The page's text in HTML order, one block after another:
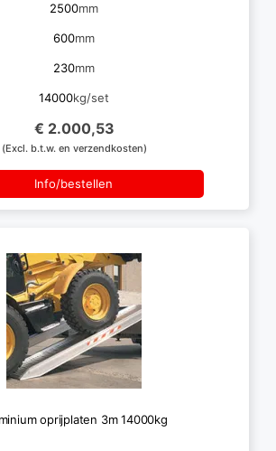
2500mm
600mm
230mm
14000kg/set
€ 2.000,53
(Excl. b.t.w. en verzendkosten)
Info/bestellen
oprijplaten 3m 14000kg